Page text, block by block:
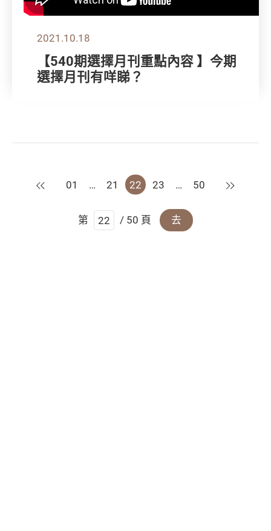
2021.10.18
【540期選擇月刊重點內容 】今期
選擇月刊有咩睇？
上一頁
01 … 21 22 23 … 50 下一頁
第 / 50 頁 去